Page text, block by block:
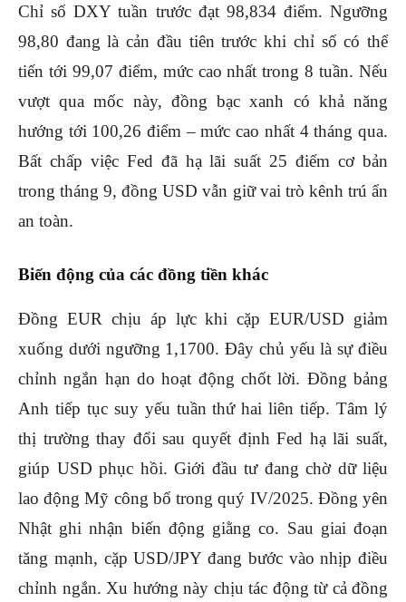
Chỉ số DXY tuần trước đạt 98,834 điểm. Ngưỡng
98,80 đang là cản đầu tiên trước khi chỉ số có thể
tiến tới 99,07 điểm, mức cao nhất trong 8 tuần. Nếu
vượt qua mốc này, đồng bạc xanh có khả năng
hướng tới 100,26 điểm – mức cao nhất 4 tháng qua.
Bất chấp việc Fed đã hạ lãi suất 25 điểm cơ bản
trong tháng 9, đồng USD vẫn giữ vai trò kênh trú ẩn
an toàn.
Biến động của các đồng tiền khác
Đồng EUR chịu áp lực khi cặp EUR/USD giảm
xuống dưới ngưỡng 1,1700. Đây chủ yếu là sự điều
chỉnh ngắn hạn do hoạt động chốt lời. Đồng bảng
Anh tiếp tục suy yếu tuần thứ hai liên tiếp. Tâm lý
thị trường thay đổi sau quyết định Fed hạ lãi suất,
giúp USD phục hồi. Giới đầu tư đang chờ dữ liệu
lao động Mỹ công bố trong quý IV/2025. Đồng yên
Nhật ghi nhận biến động giằng co. Sau giai đoạn
tăng mạnh, cặp USD/JPY đang bước vào nhịp điều
chỉnh ngắn. Xu hướng này chịu tác động từ cả đồng